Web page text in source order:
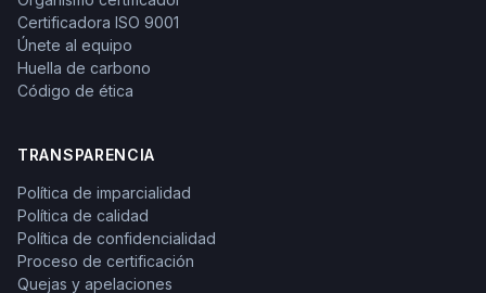
Certificadora ISO 9001
Únete al equipo
Huella de carbono
Código de ética
TRANSPARENCIA
Política de imparcialidad
Política de calidad
Política de confidencialidad
Proceso de certificación
Quejas y apelaciones